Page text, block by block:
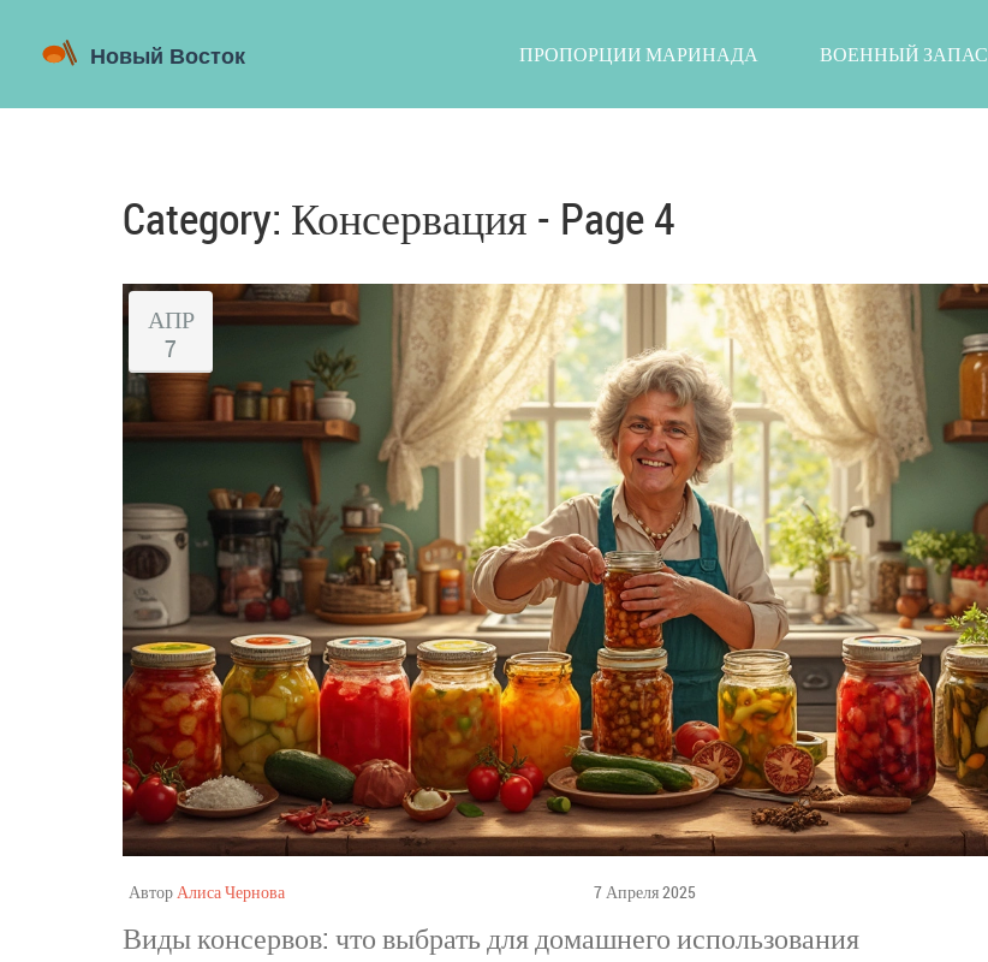
ПРОПОРЦИИ МАРИНАДА ВОЕННЫЙ ЗАПАС
Category: Консервация - Page 4
АПР
7
АвторАлиса Чернова 7 Апреля 2025
Виды консервов: что выбрать для домашнего использования